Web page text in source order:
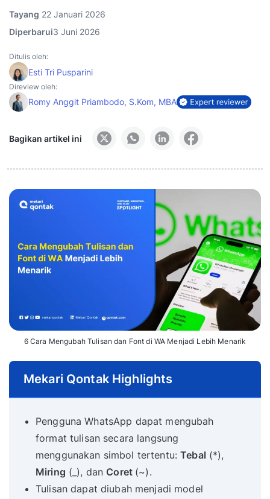
Tayang 22 Januari 2026
Diperbarui3 Juni 2026
Ditulis oleh:
Esti Tri Pusparini
Direview oleh:
Romy Anggit Priambodo, S.Kom, MBA
Bagikan artikel ini
6 Cara Mengubah Tulisan dan Font di WA Menjadi Lebih Menarik
Mekari Qontak Highlights
Pengguna WhatsApp dapat mengubah
format tulisan secara langsung
menggunakan simbol tertentu:Tebal (*),
Miring (_), dan Coret (~).
Tulisan dapat diubah menjadi model